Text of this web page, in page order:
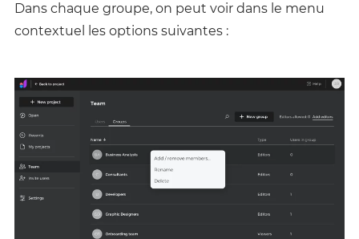
Dans chaque groupe, on peut voir dans le menu
contextuel les options suivantes :